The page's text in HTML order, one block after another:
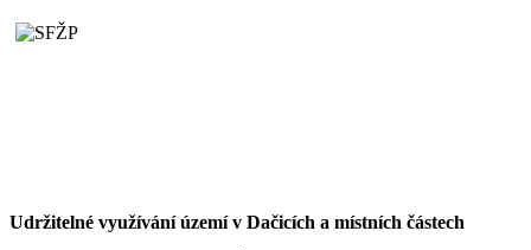
Udržitelné využívání území v Dačicích a místních částech